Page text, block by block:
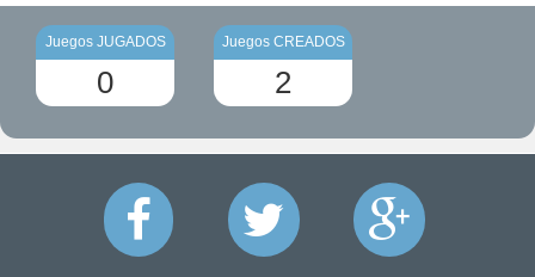
Juegos JUGADOS
0
Juegos CREADOS
2